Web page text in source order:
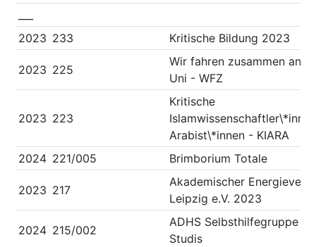
2023 233 Kritische Bildung 2023
2023 225
Wir fahren zusammen an
Uni - WFZ
2023 223
Kritische
Arabist\*innen - KIARA
2024 221/005 Brimborium Totale
2023 217
Akademischer
Leipzig e.V. 2023
2024 215/002
ADHS Selbsthilfegruppe
Studis